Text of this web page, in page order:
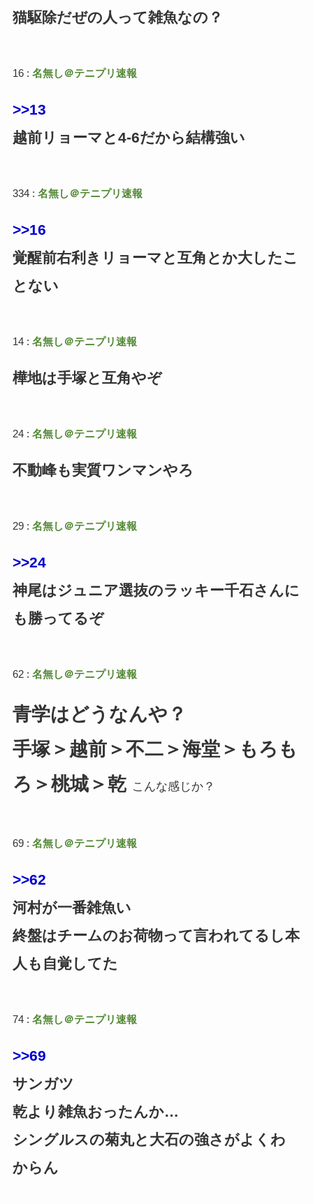
猫駆除だぜの人って雑魚なの？
16 : 名無し＠テニプリ速報
>>13
越前リョーマと4-6だから結構強い
334 : 名無し＠テニプリ速報
>>16
覚醒前右利きリョーマと互角とか大したこ
とない
14 : 名無し＠テニプリ速報
樺地は手塚と互角やぞ
24 : 名無し＠テニプリ速報
不動峰も実質ワンマンやろ
29 : 名無し＠テニプリ速報
>>24
神尾はジュニア選抜のラッキー千石さんに
も勝ってるぞ
62 : 名無し＠テニプリ速報
青学はどうなんや？
手塚＞越前＞不二＞海堂＞もろも
ろ＞桃城＞乾 こんな感じか？
69 : 名無し＠テニプリ速報
>>62
河村が一番雑魚い
終盤はチームのお荷物って言われてるし本
人も自覚してた
74 : 名無し＠テニプリ速報
>>69
サンガツ
乾より雑魚おったんか…
シングルスの菊丸と大石の強さがよくわ
からん